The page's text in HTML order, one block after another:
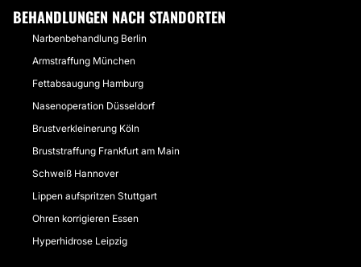
BEHANDLUNGEN NACH STANDORTEN
Narbenbehandlung Berlin
Armstraffung München
Fettabsaugung Hamburg
Nasenoperation Düsseldorf
Brustverkleinerung Köln
Bruststraffung Frankfurt am Main
Schweiß Hannover
Lippen aufspritzen Stuttgart
Ohren korrigieren Essen
Hyperhidrose Leipzig